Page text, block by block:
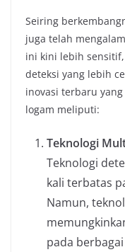
Seiring
juga telah
ini kini lebih
deteksi yang lebih
inovasi terbaru
logam meliputi:
Teknologi
Teknologi
kali terbatas
Namun,
pada